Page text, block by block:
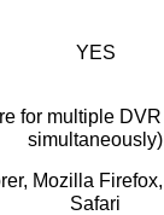
YES
for multiple
simultaneously)
Mozilla
Safari